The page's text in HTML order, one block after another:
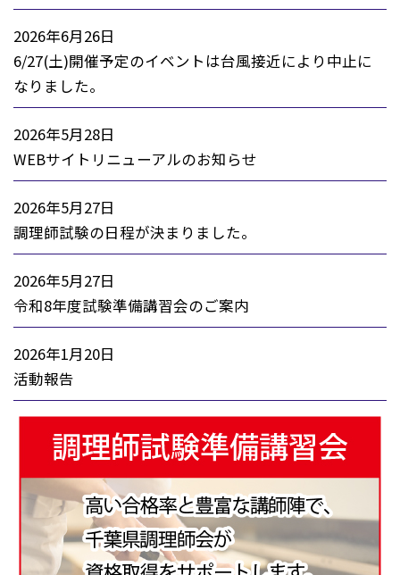
2026年6月26日
6/27(土)開催予定のイベントは台風接近により中止に
なりました。
2026年5月28日
WEBサイトリニューアルのお知らせ
2026年5月27日
調理師試験の日程が決まりました。
2026年5月27日
令和8年度試験準備講習会のご案内
2026年1月20日
活動報告